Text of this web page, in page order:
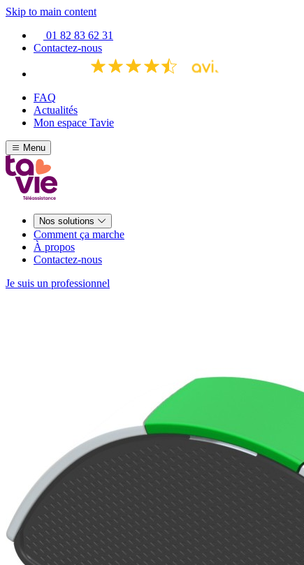
Skip to main content
01 82 83 62 31
Contactez-nous
FAQ
Actualités
Mon espace Tavie
Menu
Nos solutions
Comment ça marche
À propos
Contactez-nous
Je suis un professionnel